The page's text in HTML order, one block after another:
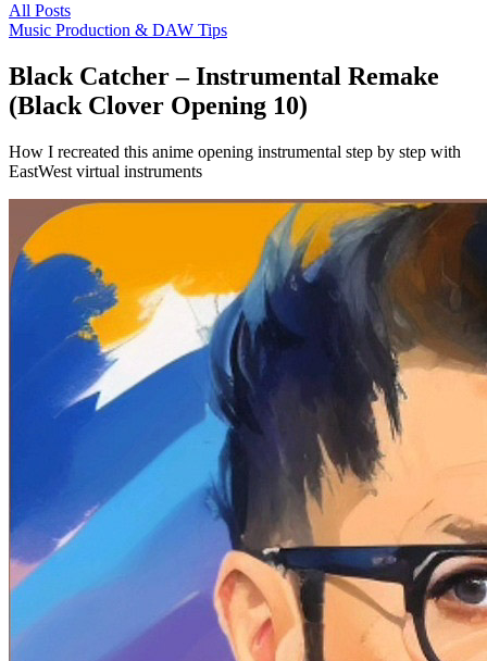
All Posts
Music Production & DAW Tips
Black Catcher – Instrumental Remake
(Black Clover Opening 10)
How I recreated this anime opening instrumental step by step with
EastWest virtual instruments